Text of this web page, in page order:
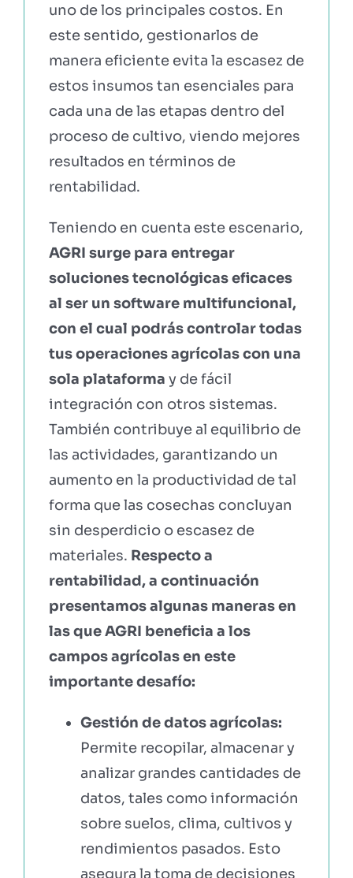
uno de los principales costos. En
este sentido, gestionarlos de
manera eficiente evita la escasez de
estos insumos tan esenciales para
cada una de las etapas dentro del
proceso de cultivo, viendo mejores
resultados en términos de
rentabilidad.
Teniendo en cuenta este escenario,
AGRI surge para entregar
soluciones tecnológicas eficaces
al ser un software multifuncional,
con el cual podrás controlar todas
tus operaciones agrícolas con una
sola plataforma y de fácil
integración con otros sistemas.
También contribuye al equilibrio de
las actividades, garantizando un
aumento en la productividad de tal
forma que las cosechas concluyan
sin desperdicio o escasez de
materiales. Respecto a
rentabilidad, a continuación
presentamos algunas maneras en
las que AGRI beneficia a los
campos agrícolas en este
importante desafío:
Gestión de datos agrícolas:
Permite recopilar, almacenar y
analizar grandes cantidades de
datos, tales como información
sobre suelos, clima, cultivos y
rendimientos pasados. Esto
asegura la toma de decisiones